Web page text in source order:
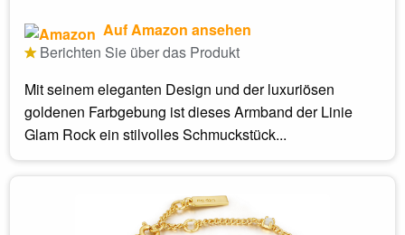
Auf Amazon ansehen
Berichten Sie über das Produkt
Mit seinem eleganten Design und der luxuriösen
goldenen Farbgebung ist dieses Armband der Linie
Glam Rock ein stilvolles Schmuckstück...